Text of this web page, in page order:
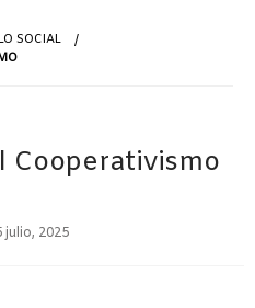
SOCIAL
Cooperativismo
julio, 2025